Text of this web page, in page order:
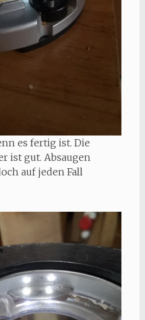
es fertig ist. Die
ist gut. Absaugen
auf jeden Fall